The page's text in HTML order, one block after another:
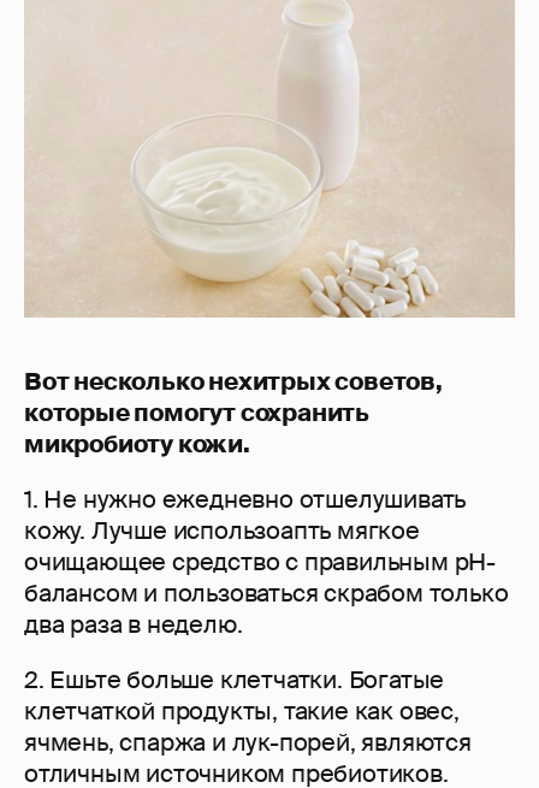
Вот несколько нехитрых советов,
которые помогут сохранить
микробиоту кожи.
1. Не нужно ежедневно отшелушивать
кожу. Лучше использоапть мягкое
очищающее средство с правильным pH-
балансом и пользоваться скрабом только
два раза в неделю.
2. Ешьте больше клетчатки. Богатые
клетчаткой продукты, такие как овес,
ячмень, спаржа и лук-порей, являются
отличным источником пребиотиков.